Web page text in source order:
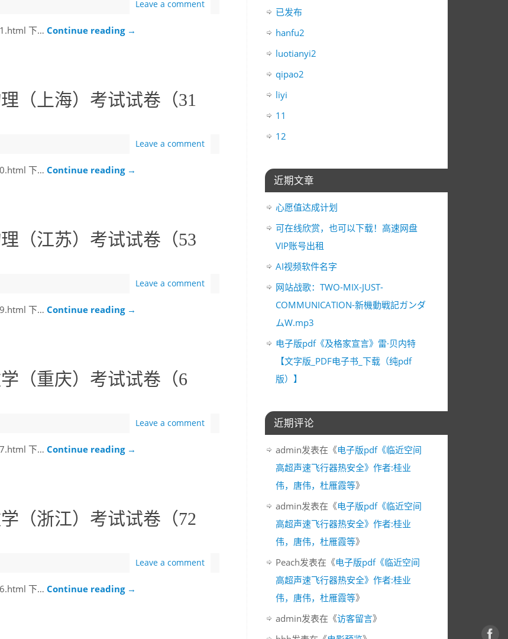
Leave a comment
下… Continue reading →
（上海）考试试卷（31
Leave a comment
下… Continue reading →
（江苏）考试试卷（53
Leave a comment
下… Continue reading →
（重庆）考试试卷（6
Leave a comment
下… Continue reading →
（浙江）考试试卷（72
Leave a comment
下… Continue reading →
已发布
hanfu2
luotianyi2
qipao2
liyi
11
12
近期文章
心愿值达成计划
可在线欣赏，也可以下载！高速网盘
VIP账号出租
AI视频软件名字
网站战歌：TWO-MIX-JUST-
COMMUNICATION-新機動戦記ガンダ
ムW.mp3
电子版pdf《及格家宣言》雷·贝内特
【文字版_PDF电子书_下载（纯pdf
版）】
近期评论
admin发表在《电子版pdf《临近空间
高超声速飞行器热安全》作者:桂业
伟，唐伟，杜雁霞等》
admin发表在《电子版pdf《临近空间
高超声速飞行器热安全》作者:桂业
伟，唐伟，杜雁霞等》
Peach发表在《电子版pdf《临近空间
高超声速飞行器热安全》作者:桂业
伟，唐伟，杜雁霞等》
admin发表在《访客留言》